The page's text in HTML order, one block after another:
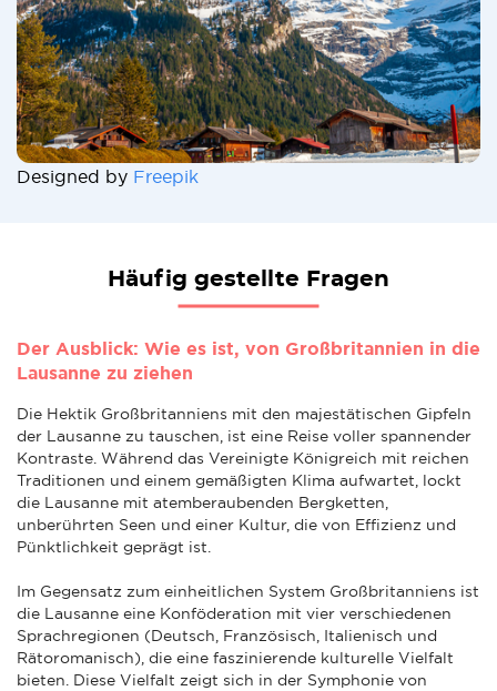
Designed by Freepik
Häufig gestellte Fragen
Der Ausblick: Wie es ist, von Großbritannien in die
Lausanne zu ziehen
Die Hektik Großbritanniens mit den majestätischen Gipfeln
der Lausanne zu tauschen, ist eine Reise voller spannender
Kontraste. Während das Vereinigte Königreich mit reichen
Traditionen und einem gemäßigten Klima aufwartet, lockt
die Lausanne mit atemberaubenden Bergketten,
unberührten Seen und einer Kultur, die von Effizienz und
Pünktlichkeit geprägt ist.
Im Gegensatz zum einheitlichen System Großbritanniens ist
die Lausanne eine Konföderation mit vier verschiedenen
Sprachregionen (Deutsch, Französisch, Italienisch und
Rätoromanisch), die eine faszinierende kulturelle Vielfalt
bieten. Diese Vielfalt zeigt sich in der Symphonie von